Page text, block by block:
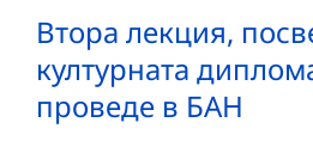
Втора лекция,
културната
проведе в БАН